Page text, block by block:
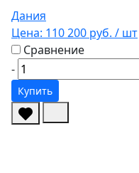
Дания
Цена: 110 200 руб. / шт
Сравнение
-
Купить